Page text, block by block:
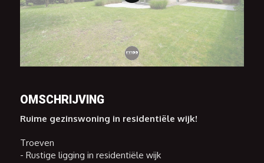
OMSCHRIJVING
Ruime gezinswoning in residentiële wijk!
Troeven
- Rustige ligging in residentiële wijk